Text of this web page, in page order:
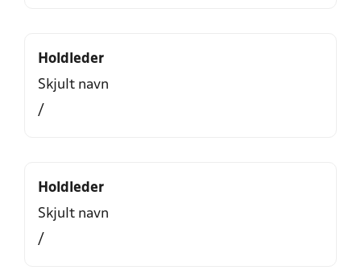
Holdleder
Skjult navn
/
Holdleder
Skjult navn
/